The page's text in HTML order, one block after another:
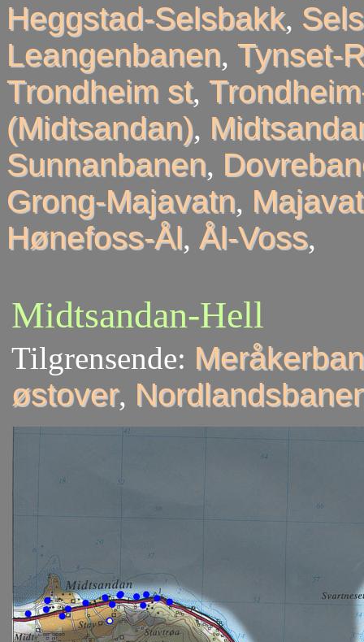
Heggstad-Selsbakk,
Leangenbanen, Tynset-
Trondheim st,
(Midtsandan),
Sunnanbanen,
Grong-Majavatn,
Hønefoss-Ål, Ål-Voss,
Midtsandan-Hell
Tilgrensende:
østover,